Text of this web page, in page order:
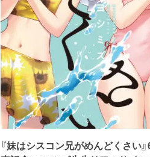
『妹はシスコン兄がめんどくさい